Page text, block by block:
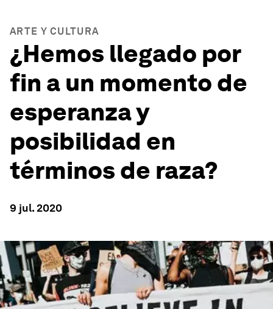
ARTE Y CULTURA
¿Hemos llegado por
fin a un momento de
esperanza y
posibilidad en
términos de raza?
9 jul. 2020